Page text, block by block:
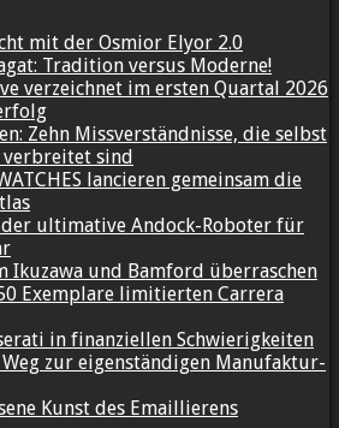
mit der Osmior Elyor 2.0
Tradition versus Moderne!
verzeichnet im ersten Quartal 2026
Zehn Missverständnisse, die selbst
verbreitet sind
WATCHES lancieren gemeinsam die
ultimative Andock-Roboter für
Ikuzawa und Bamford überraschen
Exemplare limitierten Carrera
in finanziellen Schwierigkeiten
zur eigenständigen Manufaktur-
Kunst des Emaillierens